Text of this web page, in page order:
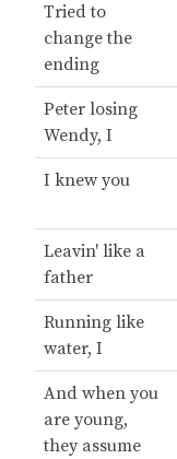
Tried to
change the
ending
Peter losing
Wendy, I
I knew you
Leavin' like a
father
Running like
water, I
And when you
are young,
they assume